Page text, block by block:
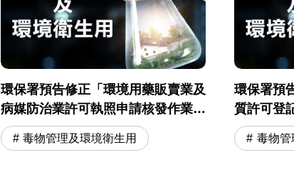
環保署預告修正「環境用藥販賣業及
病媒防治業許可執照申請核發作業準
則」
毒物管理及環境衛生用
環保署預
質許可登
毒物管